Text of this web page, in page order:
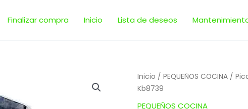
Finalizar compra Inicio Lista de deseos
Inicio / PEQUEÑOS COCINA /
Kb8739
PEQUEÑOS COCINA
El
original
Picadora
De